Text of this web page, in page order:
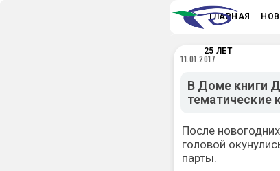
ГЛАВНАЯ
25 ЛЕТ
11.01.2017
В Доме книги
тематические
После
головой
парты.